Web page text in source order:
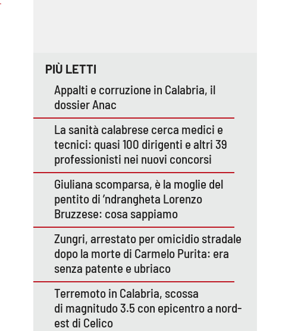
PIÙ LETTI
Appalti e corruzione in Calabria, il
dossier Anac
La sanità calabrese cerca medici e
tecnici: quasi 100 dirigenti e altri 39
professionisti nei nuovi concorsi
Giuliana scomparsa, è la moglie del
pentito di ’ndrangheta Lorenzo
Bruzzese: cosa sappiamo
Zungri, arrestato per omicidio stradale
dopo la morte di Carmelo Purita: era
senza patente e ubriaco
Terremoto in Calabria, scossa
di magnitudo 3.5 con epicentro a nord-
est di Celico